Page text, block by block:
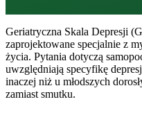
Geriatryczna Skala Depresji
zaprojektowane specjalnie z
życia. Pytania dotyczą
uwzględniają specyfikę
inaczej niż u młodszych
zamiast smutku.